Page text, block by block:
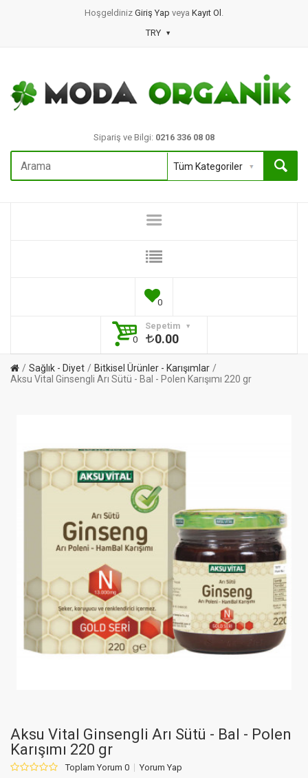
Hoşgeldiniz Giriş Yap veya Kayıt Ol .
TRY
Sipariş ve Bilgi: 0216 336 08 08
0
Sepetim
0
0.00
Sağlık - Diyet
Bitkisel Ürünler - Karışımlar
Aksu Vital Ginsengli Arı Sütü - Bal - Polen Karışımı 220 gr
Aksu Vital Ginsengli Arı Sütü - Bal - Polen
Karışımı 220 gr
Toplam Yorum 0 Yorum Yap